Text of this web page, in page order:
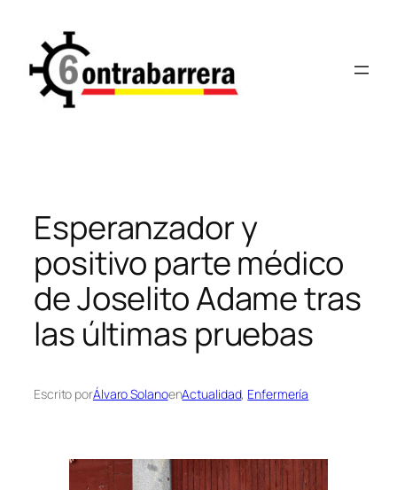
contenido
Esperanzador y
positivo parte médico
de Joselito Adame tras
las últimas pruebas
Escrito porÁlvaro SolanoenActualidad, Enfermería